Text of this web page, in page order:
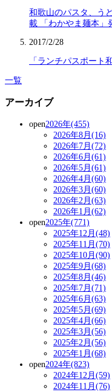
和歌山のパスタ、う
載 「わかやま麺本」
2017/2/28
「ランチパスポート
一覧
アーカイブ
open2026年(455)
2026年8月(16)
2026年7月(72)
2026年6月(61)
2026年5月(61)
2026年4月(60)
2026年3月(60)
2026年2月(63)
2026年1月(62)
open2025年(771)
2025年12月(48)
2025年11月(70)
2025年10月(90)
2025年9月(68)
2025年8月(46)
2025年7月(71)
2025年6月(63)
2025年5月(69)
2025年4月(66)
2025年3月(56)
2025年2月(56)
2025年1月(68)
open2024年(823)
2024年12月(59)
2024年11月(76)